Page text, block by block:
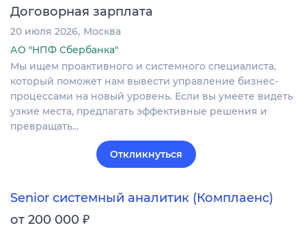
Договорная зарплата
20 июля 2026 Москва
АО "НПФ Сбербанка"
Мы ищем проактивного и системного специалиста,
который поможет нам вывести управление бизнес-
процессами на новый уровень. Если вы умеете видеть
узкие места, предлагать эффективные решения и
превращать…
Откликнуться
Senior системный аналитик (Комплаенс)
от 200 000 ₽